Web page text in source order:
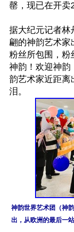
罄，现已在开卖
据大纪元记者林
翩的神韵艺术家
粉丝所包围，
神韵！欢迎神韵
韵艺术家近距离
神韵世界艺术团（神
出，从欧洲的最后一